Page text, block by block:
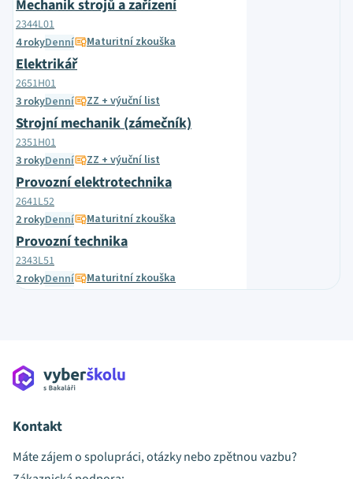
Mechanik strojů a zařízení
2344L01
4 rokyDenní Maturitní zkouška
Elektrikář
2651H01
3 rokyDenní ZZ + výuční list
Strojní mechanik (zámečník)
2351H01
3 rokyDenní ZZ + výuční list
Provozní elektrotechnika
2641L52
2 rokyDenní Maturitní zkouška
Provozní technika
2343L51
2 rokyDenní Maturitní zkouška
Kontakt
Máte zájem o spolupráci, otázky nebo zpětnou vazbu?